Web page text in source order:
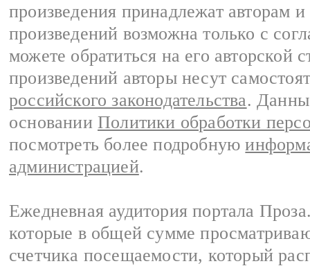
произведения принадлежат авторам
произведений возможна только с
можете обратиться на его авторской
произведений авторы несут
российского законодательства.
основании Политики обработки
посмотреть более подробную
администрацией.
Ежедневная аудитория портала
которые в общей сумме
счетчика посещаемости, который